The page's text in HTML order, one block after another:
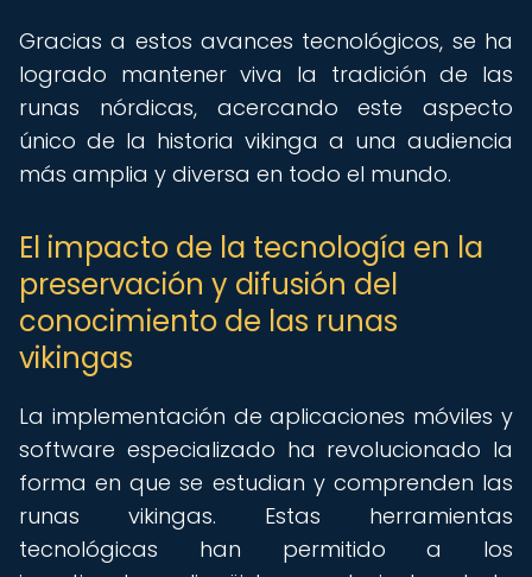
Gracias a estos avances tecnológicos, se ha
logrado mantener viva la tradición de las
runas nórdicas, acercando este aspecto
único de la historia vikinga a una audiencia
más amplia y diversa en todo el mundo.
El impacto de la tecnología en la
preservación y difusión del
conocimiento de las runas
vikingas
La implementación de aplicaciones móviles y
software especializado ha revolucionado la
forma en que se estudian y comprenden las
runas vikingas. Estas herramientas
tecnológicas han permitido a los